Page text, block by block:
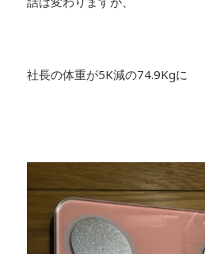
社長の体重が5K減の74.9Kgに